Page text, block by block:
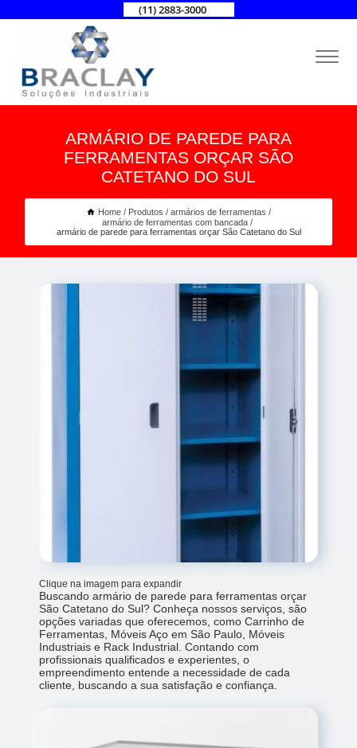
(11) 2883-3000
ARMÁRIO DE PAREDE PARA
FERRAMENTAS ORÇAR SÃO
CATETANO DO SUL
Home Produtos
armários de ferramentas
armário de ferramentas com bancada
armário de parede para ferramentas orçar São Catetano do Sul
Clique na imagem para expandir
Buscando armário de parede para ferramentas orçar
São Catetano do Sul? Conheça nossos serviços, são
opções variadas que oferecemos, como Carrinho de
Ferramentas, Móveis Aço em São Paulo, Móveis
Industriais e Rack Industrial. Contando com
profissionais qualificados e experientes, o
empreendimento entende a necessidade de cada
cliente, buscando a sua satisfação e confiança.